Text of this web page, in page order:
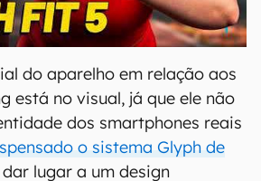
do aparelho em relação aos
está no visual, já que ele não
dos smartphones reais
o sistema Glyph de
lugar a um design